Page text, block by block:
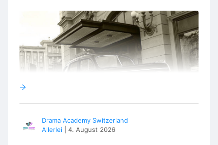
Drama Academy Switzerland
Allerlei
4. August 2026